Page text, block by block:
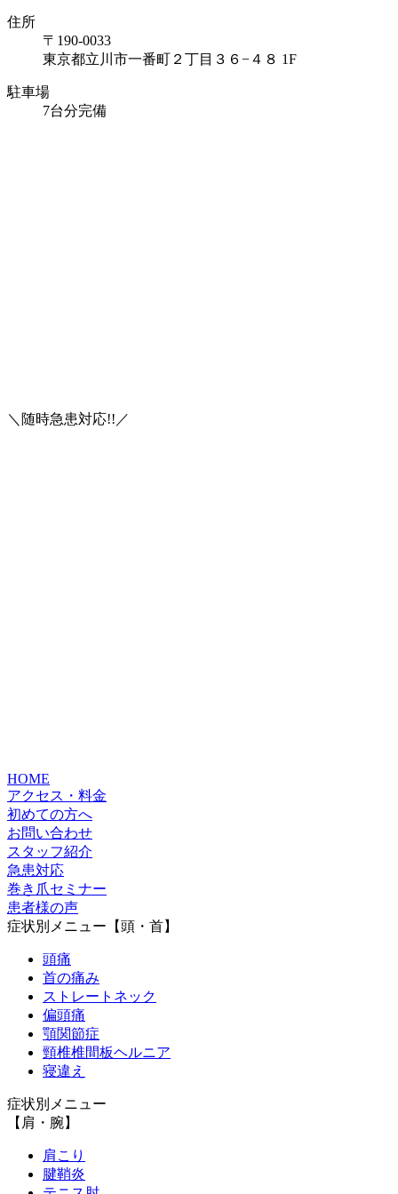
住所
〒190-0033
東京都立川市一番町２丁目３６−４８ 1F
駐車場
7台分完備
＼随時急患対応!!／
HOME
アクセス・料金
初めての方へ
お問い合わせ
スタッフ紹介
急患対応
巻き爪セミナー
患者様の声
症状別メニュー【頭・首】
頭痛
首の痛み
ストレートネック
偏頭痛
顎関節症
頸椎椎間板ヘルニア
寝違え
症状別メニュー
【肩・腕】
肩こり
腱鞘炎